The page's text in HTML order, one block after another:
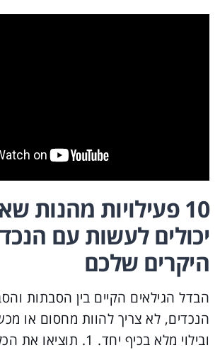
10 פעילויות מהנות
יכולים לעשות עם
היקרים שלכם
הבדל הגילאים הקיים בין הסבתות
הנכדים, לא צריך להוות מחסום או
ובילוי מלא בכיף יחד. 1.